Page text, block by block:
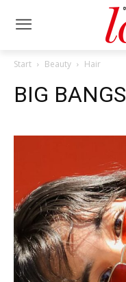
Start Beauty Hair
BIG BANGS